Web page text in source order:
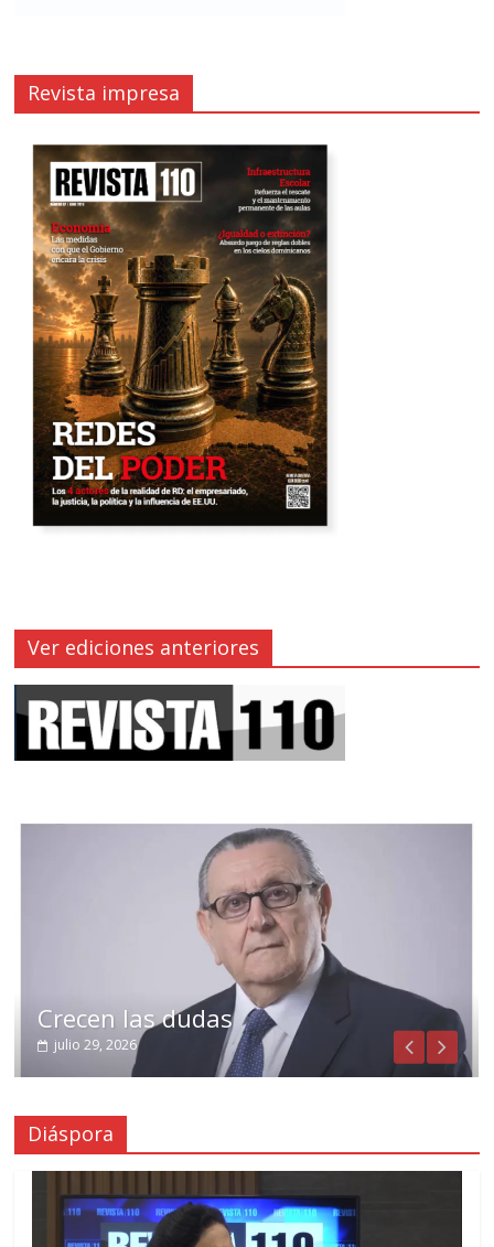
Revista impresa
Ver ediciones anteriores
Crecen las dudas
julio 29, 2026
Diáspora